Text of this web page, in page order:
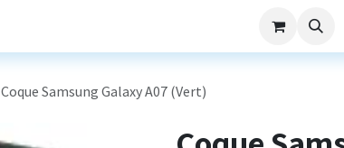
Coque Samsung Galaxy A07 (Vert)